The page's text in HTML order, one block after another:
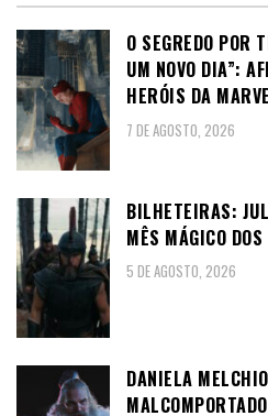
O SEGREDO POR
UM NOVO DIA”:
HERÓIS DA
7 DE AGOSTO, 2026
BILHETEIRAS:
MÊS MÁGICO
5 DE AGOSTO, 2026
DANIELA